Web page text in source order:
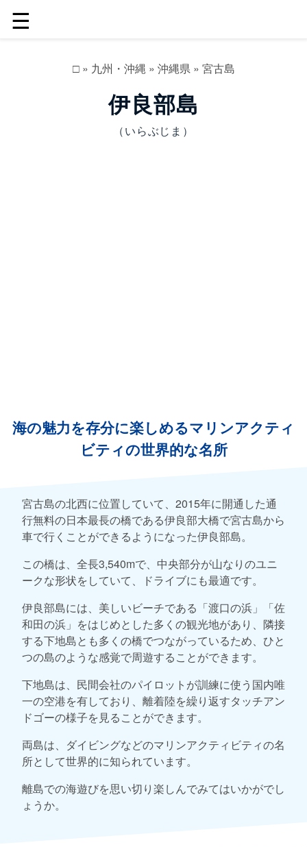
☰
□» 九州・沖縄 » 沖縄県» 宮古島
伊良部島
（いらぶじま）
海の魅力を存分に楽しめるマリンアクティ
ビティの世界的な名所
宮古島の北西に位置していて、2015年に開通した通
行無料の日本最長の橋である伊良部大橋で宮古島から
車で行くことができるようになった伊良部島。
この橋は、全長3,540mで、中央部分が山なりのユニ
ークな形状をしていて、ドライブにも最適です。
伊良部島には、美しいビーチである「渡口の浜」「佐
和田の浜」をはじめとした多くの観光地があり、隣接
する下地島とも多くの橋でつながっているため、ひと
つの島のような感覚で周遊することができます。
下地島は、民間会社のパイロットが訓練に使う国内唯
一の空港を有しており、離着陸を繰り返すタッチアン
ドゴーの様子を見ることができます。
両島は、ダイビングなどのマリンアクティビティの名
所として世界的に知られています。
離島での海遊びを思い切り楽しんでみてはいかがでし
ょうか。